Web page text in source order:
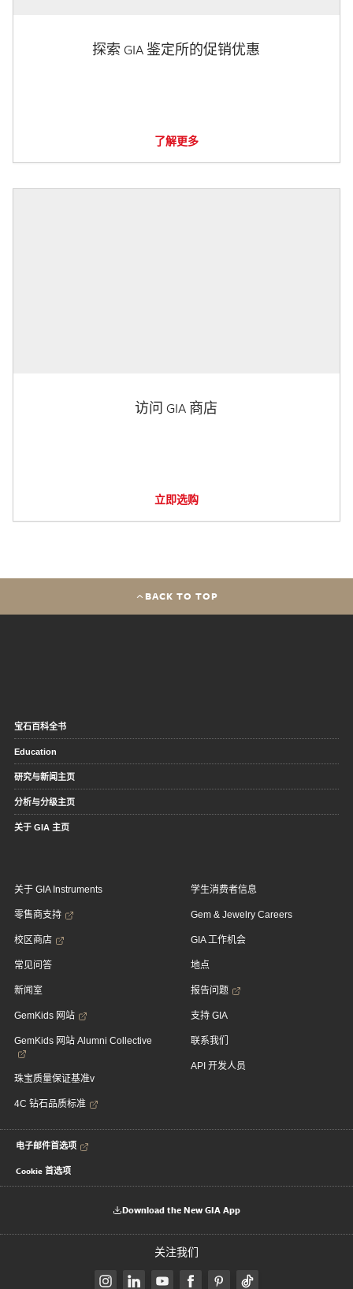
探索 GIA 鉴定所的促销优惠
了解更多
访问 GIA 商店
立即选购
BACK TO TOP
宝石百科全书
Education
研究与新闻主页
分析与分级主页
关于 GIA 主页
关于 GIA Instruments
零售商支持
校区商店
常见问答
新闻室
GemKids 网站
GemKids 网站 Alumni Collective
珠宝质量保证基准v
4C 钻石品质标准
学生消费者信息
Gem & Jewelry Careers
GIA 工作机会
地点
报告问题
支持 GIA
联系我们
API 开发人员
电子邮件首选项
Cookie 首选项
Download the New GIA App
关注我们